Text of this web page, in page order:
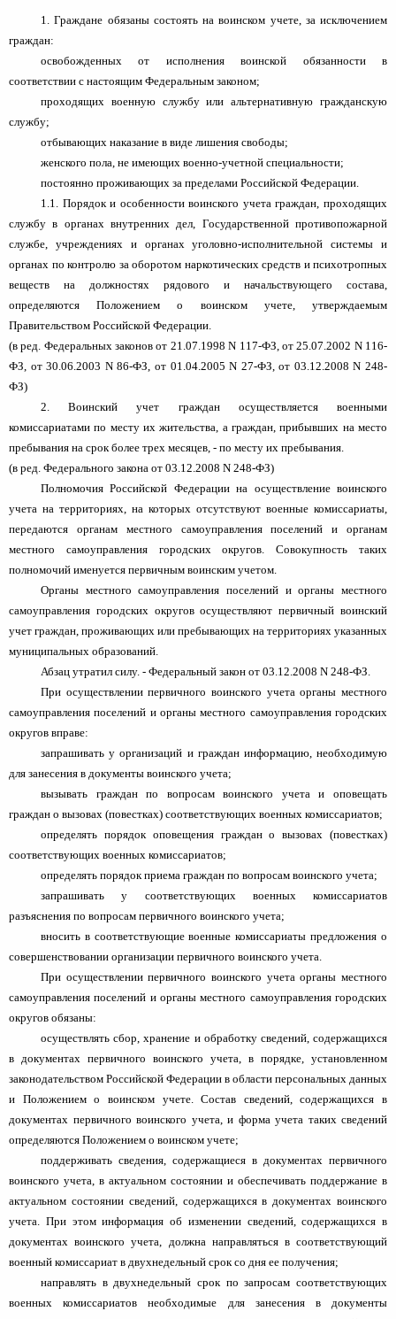
Видео ММКА
Миграционное право
Неимущественные права
Оспаривание сделок
Страхование
Для юридических лиц
Страховые споры
досудебном порядке
Суды
Конституционный Суд РФ
1. Граждане обязаны состоять на воинском учете, за исключением
граждан:
освобожденных от исполнения воинской обязанности в
соответствии с настоящим Федеральным законом;
проходящих военную службу или альтернативную гражданскую
службу;
отбывающих наказание в виде лишения свободы;
женского пола, не имеющих военно-учетной специальности;
постоянно проживающих за пределами Российской Федерации.
1.1. Порядок и особенности воинского учета граждан, проходящих
службу в органах внутренних дел, Государственной противопожарной
службе, учреждениях и органах уголовно-исполнительной системы и
органах по контролю за оборотом наркотических средств и психотропных
веществ на должностях рядового и начальствующего состава,
определяются Положением о воинском учете, утверждаемым
Правительством Российской Федерации.
(в ред. Федеральных законов от 21.07.1998 N 117-ФЗ, от 25.07.2002 N 116-
ФЗ, от 30.06.2003 N 86-ФЗ, от 01.04.2005 N 27-ФЗ, от 03.12.2008 N 248-
ФЗ)
2. Воинский учет граждан осуществляется военными
комиссариатами по месту их жительства, а граждан, прибывших на место
пребывания на срок более трех месяцев, - по месту их пребывания.
(в ред. Федерального закона от 03.12.2008 N 248-ФЗ)
Полномочия Российской Федерации на осуществление воинского
учета на территориях, на которых отсутствуют военные комиссариаты,
передаются органам местного самоуправления поселений и органам
местного самоуправления городских округов. Совокупность таких
полномочий именуется первичным воинским учетом.
Органы местного самоуправления поселений и органы местного
самоуправления городских округов осуществляют первичный воинский
учет граждан, проживающих или пребывающих на территориях указанных
муниципальных образований.
Абзац утратил силу. - Федеральный закон от 03.12.2008 N 248-ФЗ.
При осуществлении первичного воинского учета органы местного
самоуправления поселений и органы местного самоуправления городских
округов вправе:
запрашивать у организаций и граждан информацию, необходимую
для занесения в документы воинского учета;
вызывать граждан по вопросам воинского учета и оповещать
граждан о вызовах (повестках) соответствующих военных комиссариатов;
определять порядок оповещения граждан о вызовах (повестках)
соответствующих военных комиссариатов;
определять порядок приема граждан по вопросам воинского учета;
запрашивать у соответствующих военных комиссариатов
разъяснения по вопросам первичного воинского учета;
вносить в соответствующие военные комиссариаты предложения о
совершенствовании организации первичного воинского учета.
При осуществлении первичного воинского учета органы местного
самоуправления поселений и органы местного самоуправления городских
округов обязаны:
осуществлять сбор, хранение и обработку сведений, содержащихся
в документах первичного воинского учета, в порядке, установленном
законодательством Российской Федерации в области персональных данных
и Положением о воинском учете. Состав сведений, содержащихся в
документах первичного воинского учета, и форма учета таких сведений
определяются Положением о воинском учете;
поддерживать сведения, содержащиеся в документах первичного
воинского учета, в актуальном состоянии и обеспечивать поддержание в
актуальном состоянии сведений, содержащихся в документах воинского
учета. При этом информация об изменении сведений, содержащихся в
документах воинского учета, должна направляться в соответствующий
военный комиссариат в двухнедельный срок со дня ее получения;
направлять в двухнедельный срок по запросам соответствующих
военных комиссариатов необходимые для занесения в документы